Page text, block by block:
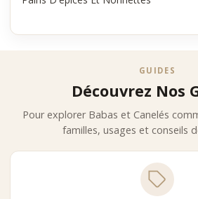
GUIDES
Découvrez Nos
Pour explorer Babas et Canelés
familles, usages et conseils